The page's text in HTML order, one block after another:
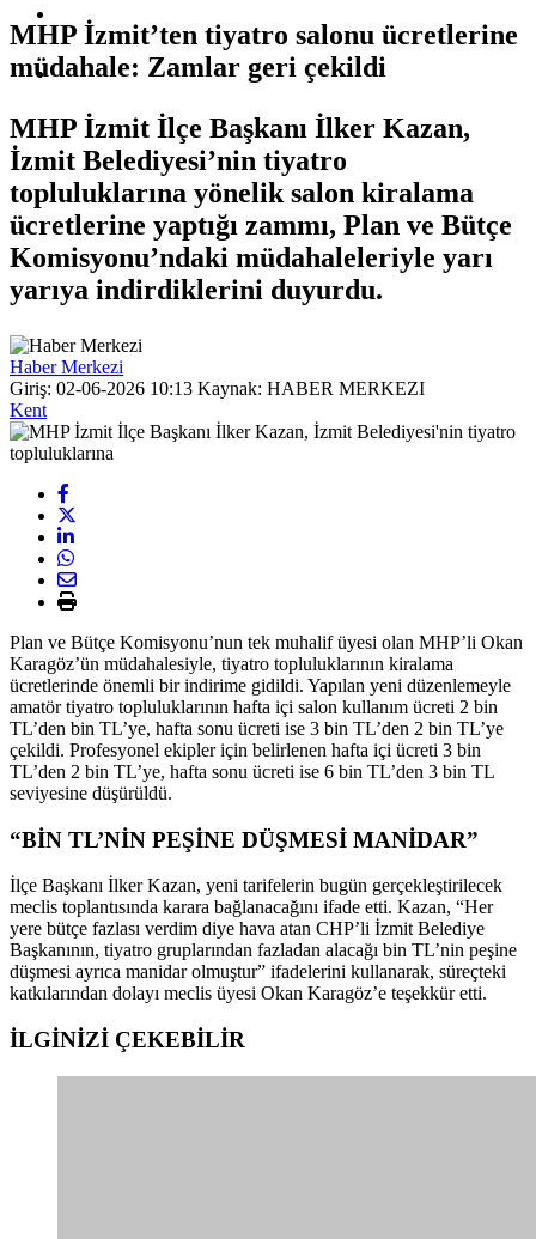
MAGAZIN
SAĞLIK
MHP İzmit’ten tiyatro salonu ücretlerine
müdahale: Zamlar geri çekildi
MHP İzmit İlçe Başkanı İlker Kazan,
İzmit Belediyesi’nin tiyatro
topluluklarına yönelik salon kiralama
ücretlerine yaptığı zammı, Plan ve Bütçe
Komisyonu’ndaki müdahaleleriyle yarı
yarıya indirdiklerini duyurdu.
Haber Merkezi
Giriş: 02-06-2026 10:13 Kaynak: HABER MERKEZI
Kent
Plan ve Bütçe Komisyonu’nun tek muhalif üyesi olan MHP’li Okan
Karagöz’ün müdahalesiyle, tiyatro topluluklarının kiralama
ücretlerinde önemli bir indirime gidildi. Yapılan yeni düzenlemeyle
amatör tiyatro topluluklarının hafta içi salon kullanım ücreti 2 bin
TL’den bin TL’ye, hafta sonu ücreti ise 3 bin TL’den 2 bin TL’ye
çekildi. Profesyonel ekipler için belirlenen hafta içi ücreti 3 bin
TL’den 2 bin TL’ye, hafta sonu ücreti ise 6 bin TL’den 3 bin TL
seviyesine düşürüldü.
“BİN TL’NİN PEŞİNE DÜŞMESİ MANİDAR”
İlçe Başkanı İlker Kazan, yeni tarifelerin bugün gerçekleştirilecek
meclis toplantısında karara bağlanacağını ifade etti. Kazan, “Her
yere bütçe fazlası verdim diye hava atan CHP’li İzmit Belediye
Başkanının, tiyatro gruplarından fazladan alacağı bin TL’nin peşine
düşmesi ayrıca manidar olmuştur” ifadelerini kullanarak, süreçteki
katkılarından dolayı meclis üyesi Okan Karagöz’e teşekkür etti.
İLGİNİZİ ÇEKEBİLİR